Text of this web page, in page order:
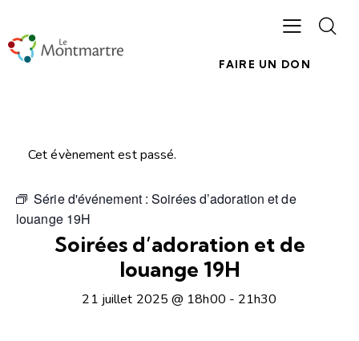
FAIRE UN DON
Cet évènement est passé.
Série d'événement :Soirées d’adoration et de
louange 19H
Soirées d’adoration et de
louange 19H
21 juillet 2025 @ 18h00 - 21h30